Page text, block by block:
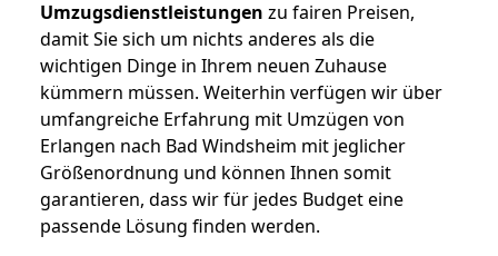
Umzugsdienstleistungen zu fairen Preisen,
damit Sie sich um nichts anderes als die
wichtigen Dinge in Ihrem neuen Zuhause
kümmern müssen. Weiterhin verfügen wir über
umfangreiche Erfahrung mit Umzügen von
Erlangen nach Bad Windsheim mit jeglicher
Größenordnung und können Ihnen somit
garantieren, dass wir für jedes Budget eine
passende Lösung finden werden.